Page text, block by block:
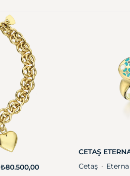
₺80.500,00
CETAŞ
Cetaş ・ Eterna